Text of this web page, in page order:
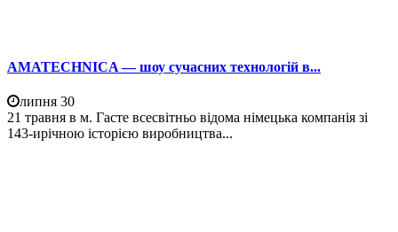
AMATECHNICA — шоу сучасних технологій в...
липня 30
21 травня в м. Гасте всесвітньо відома німецька компанія зі
143-ирічною історією виробництва...